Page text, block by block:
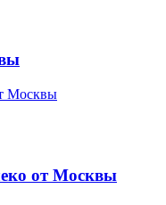
от Москвы